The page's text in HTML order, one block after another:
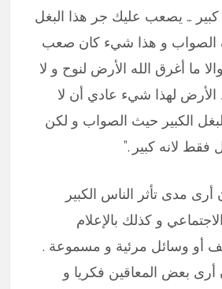
كبير … يصعب عليك جر هذا البغل
الصواب و هذا شيء كان صعب
ما أغرق الله الأرض لنوح و لا
لهذا شيء عادي أن لا
الكبير حيث الصواب و لكن
فقط لانه كبير .”
مدى تأثر الناس الكبير
و كذلك بالإعلام
وسائل مرئية و مسموعة .
بعض المعاقين فكريا و